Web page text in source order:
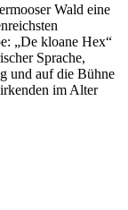
Wald eine
„De kloane Hex“
Sprache,
und auf die Bühne
im Alter